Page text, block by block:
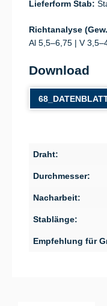
Lieferform Stab:
Richtanalyse
Al 5,5–6,75 | V
Download
Draht:
Durchmesser:
Nacharbeit:
Stablänge:
Empfehlung für